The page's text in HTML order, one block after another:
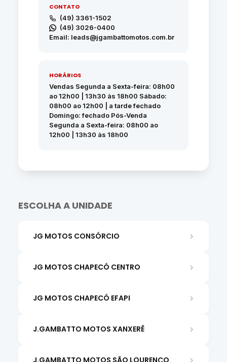
CONTATO
(49) 3361-1502
(49) 3026-0400
Email: leads@jgambattomotos.com.br
HORÁRIOS
Vendas Segunda a Sexta-feira: 08h00
ao 12h00 | 13h30 às 18h00 Sábado:
08h00 ao 12h00 | a tarde fechado
Domingo: fechado Pós-Venda
Segunda a Sexta-feira: 08h00 ao
12h00 | 13h30 às 18h00
ESCOLHA A UNIDADE
JG MOTOS CONSÓRCIO
JG MOTOS CHAPECÓ CENTRO
JG MOTOS CHAPECÓ EFAPI
J.GAMBATTO MOTOS XANXERÊ
J.GAMBATTO MOTOS SÃO LOURENÇO